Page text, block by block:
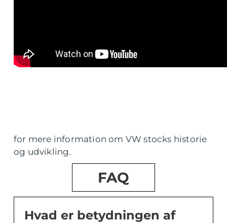
for mere information om VW stocks historie
og udvikling.
FAQ
Hvad er betydningen af